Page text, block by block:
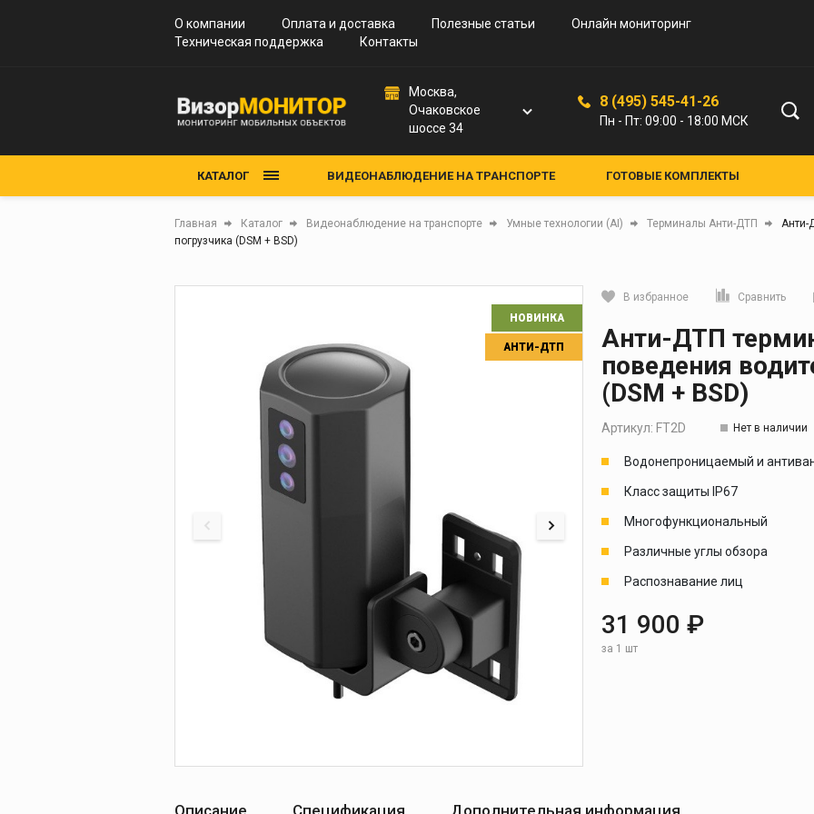
О компании Оплата и доставка Полезные статьи
Онлайн мониторинг
Техническая поддержка
Контакты
Москва,
Очаковское
шоссе 34
8 (495) 545-41-26
Пн - Пт: 09:00 - 18:00 МСК
КАТАЛОГ
Vizor-3
Vizor-6
Vizor-7
Станции зарядки
ВИДЕОНАБЛЮДЕНИЕ НА ТРАНСПОРТЕ ГОТОВЫЕ КОМПЛЕКТЫ
БЕСПРОВОДНЫЕ РЕШЕНИЯ ПЕРСОНАЛЬНАЯ БЕЗОПАСНОСТЬ
Главная Каталог Видеонаблюдение на транспорте Умные технологии (AI) Терминалы Анти-ДТП
Анти-
погрузчика (DSM + BSD)
НОВИНКА
АНТИ-ДТП
В избранное Сравнить
Кликните, чтобы скопировать прямую ссылку
Анти-ДТП
поведения
(DSM + BSD)
Артикул: FT2D Нет в наличии
Водонепроницаемый и
Класс защиты IP67
Многофункциональный
Различные углы обзора
Распознавание лиц
31 900 ₽
за 1 шт
Описание Спецификация Дополнительная информация